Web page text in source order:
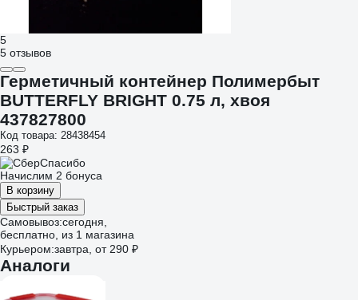
5
5 отзывов
Герметичный контейнер Полимербыт
BUTTERFLY BRIGHT 0.75 л, хвоя
437827800
Код товара: 28438454
263 ₽
Начислим 2 бонуса
В корзину
Быстрый заказ
Самовывоз:сегодня,
бесплатно , из 1 магазина
Курьером:завтра, от 290 ₽
Аналоги